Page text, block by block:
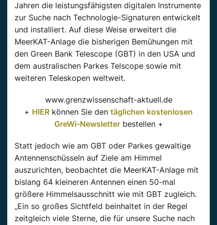
Jahren die leistungsfähigsten digitalen Instrumente
zur Suche nach Technologie-Signaturen entwickelt
und installiert. Auf diese Weise erweitert die
MeerKAT-Anlage die bisherigen Bemühungen mit
den Green Bank Telescope (GBT) in den USA und
dem australischen Parkes Telscope sowie mit
weiteren Teleskopen weltweit.
www.grenzwissenschaft-aktuell.de
+ HIER können Sie den täglichen kostenlosen
GreWi-Newsletterbestellen +
Statt jedoch wie am GBT oder Parkes gewaltige
Antennenschüsseln auf Ziele am Himmel
auszurichten, beobachtet die MeerKAT-Anlage mit
bislang 64 kleineren Antennen einen 50-mal
größere Himmelsausschnitt wie mit GBT zugleich.
„Ein so großes Sichtfeld beinhaltet in der Regel
zeitgleich viele Sterne, die für unsere Suche nach